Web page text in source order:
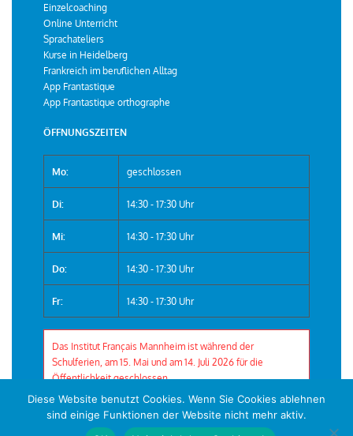
Einzelcoaching
Online Unterricht
Sprachateliers
Kurse in Heidelberg
Frankreich im beruflichen Alltag
App Frantastique
App Frantastique orthographe
ÖFFNUNGSZEITEN
Mo: geschlossen
Di: 14:30 - 17:30 Uhr
Mi: 14:30 - 17:30 Uhr
Do: 14:30 - 17:30 Uhr
Fr: 14:30 - 17:30 Uhr
Das Institut Français Mannheim ist während der
Schulferien, am 15. Mai und am 14. Juli 2026 für die
Öffentlichkeit geschlossen.
Diese Website benutzt Cookies. Wenn Sie Cookies ablehnen
sind einige Funktionen der Website nicht mehr aktiv.